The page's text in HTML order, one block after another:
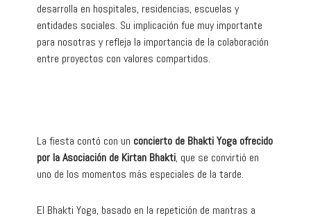
desarrolla en hospitales, residencias, escuelas y
entidades sociales. Su implicación fue muy importante
para nosotras y refleja la importancia de la colaboración
entre proyectos con valores compartidos.
La fiesta contó con un concierto de Bhakti Yoga ofrecido
por la Asociación de Kirtan Bhakti, que se convirtió en
uno de los momentos más especiales de la tarde.
El Bhakti Yoga, basado en la repetición de mantras a